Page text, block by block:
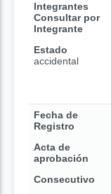
Integrantes
Consultar por
Integrante
Estado
accidental
Fecha de
Registro
Acta de
aprobación
Consecutivo